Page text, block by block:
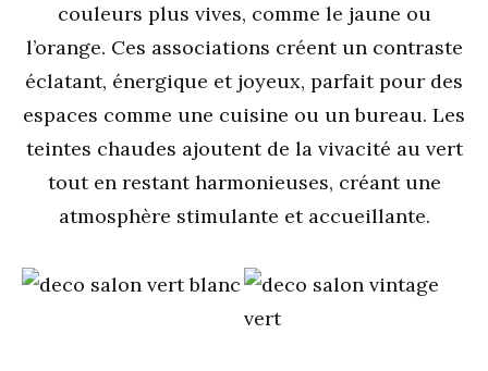
couleurs plus vives, comme le jaune ou
l’orange. Ces associations créent un contraste
éclatant, énergique et joyeux, parfait pour des
espaces comme une cuisine ou un bureau. Les
teintes chaudes ajoutent de la vivacité au vert
tout en restant harmonieuses, créant une
atmosphère stimulante et accueillante.